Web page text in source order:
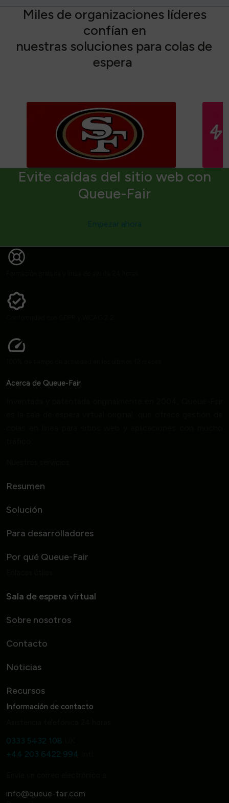
Miles de organizaciones líderes
confían en
nuestras soluciones para colas de
espera
Evite caídas del sitio web con
Queue-Fair
Acerca de Queue-Fair
Resumen
Solución
Para desarrolladores
Por qué Queue-Fair
Sala de espera virtual
Sobre nosotros
Contacto
Noticias
Recursos
Información de contacto
0333 5432 108
+44 203 6422 994